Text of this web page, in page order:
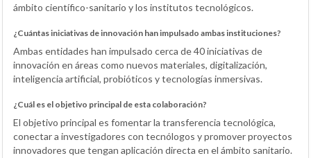
ámbito científico-sanitario y los institutos tecnológicos.
¿Cuántas iniciativas de innovación han impulsado ambas instituciones?
Ambas entidades han impulsado cerca de 40 iniciativas de
innovación en áreas como nuevos materiales, digitalización,
inteligencia artificial, probióticos y tecnologías inmersivas.
¿Cuál es el objetivo principal de esta colaboración?
El objetivo principal es fomentar la transferencia tecnológica,
conectar a investigadores con tecnólogos y promover proyectos
innovadores que tengan aplicación directa en el ámbito sanitario.